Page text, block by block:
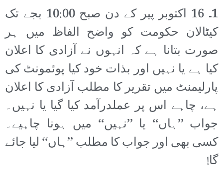
1۔
16 اکتوبر پیر کے دن صبح 10:00 بجے تک
کیٹالان حکومت کو واضح الفاظ میں ہر
صورت بتانا ہے کہ انہوں نے آزادی کا اعلان
کیا ہے یا نہیں اور بذات خود کیا پوئمونٹ کی
پارلیمنٹ میں تقریر کا مطلب آزادی کا اعلان
ہے، چاہے اس پر عملدرآمد کیا گیا یا نہیں۔
جواب ’’ہاں‘‘ یا ’’نہیں‘‘ میں ہونا چاہیے۔
کسی بھی اور جواب کا مطلب ’’ہاں‘‘ لیا جائے
گا!